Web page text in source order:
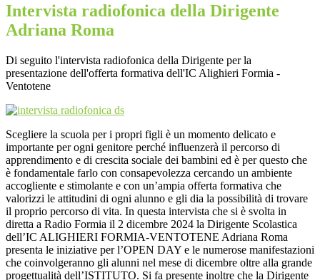
Intervista radiofonica della Dirigente
Adriana Roma
Di seguito l'intervista radiofonica della Dirigente per la
presentazione dell'offerta formativa dell'IC Alighieri Formia -
Ventotene
Scegliere la scuola per i propri figli è un momento delicato e
importante per ogni genitore perché influenzerà il percorso di
apprendimento e di crescita sociale dei bambini ed è per questo che
è fondamentale farlo con consapevolezza cercando un ambiente
accogliente e stimolante e con un’ampia offerta formativa che
valorizzi le attitudini di ogni alunno e gli dia la possibilità di trovare
il proprio percorso di vita. In questa intervista che si è svolta in
diretta a Radio Formia il 2 dicembre 2024 la Dirigente Scolastica
dell’IC ALIGHIERI FORMIA-VENTOTENE Adriana Roma
presenta le iniziative per l’OPEN DAY e le numerose manifestazioni
che coinvolgeranno gli alunni nel mese di dicembre oltre alla grande
progettualità dell’ISTITUTO. Si fa presente inoltre che la Dirigente